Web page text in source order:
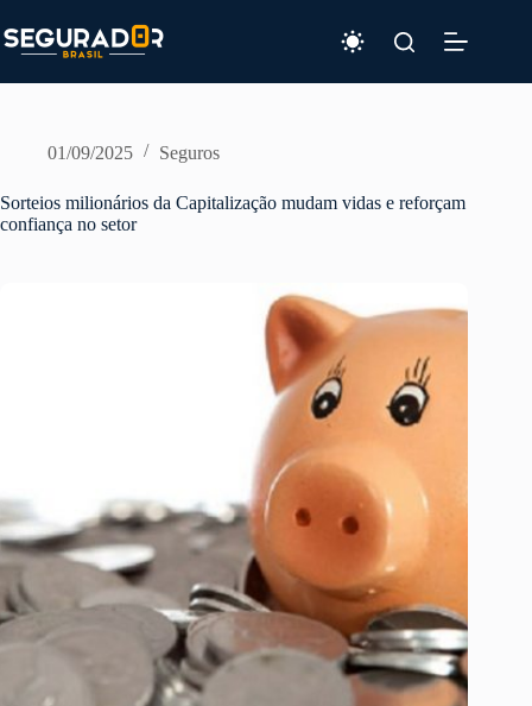
para
o
01/09/2025 Seguros
Sorteios milionários da Capitalização mudam vidas e reforçam
confiança no setor